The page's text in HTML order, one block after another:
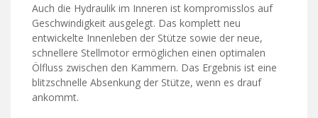
Auch die Hydraulik im Inneren ist kompromisslos auf
Geschwindigkeit ausgelegt. Das komplett neu
entwickelte Innenleben der Stütze sowie der neue,
schnellere Stellmotor ermöglichen einen optimalen
Ölfluss zwischen den Kammern. Das Ergebnis ist eine
blitzschnelle Absenkung der Stütze, wenn es drauf
ankommt.